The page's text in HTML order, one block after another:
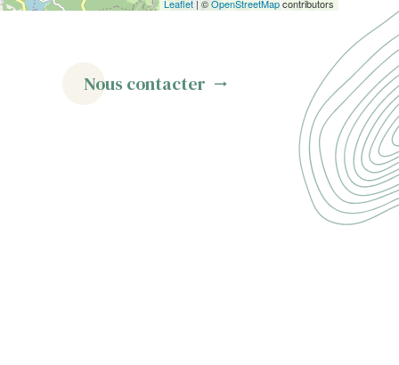
Leaflet| ©OpenStreetMapcontributors
Nous contacter